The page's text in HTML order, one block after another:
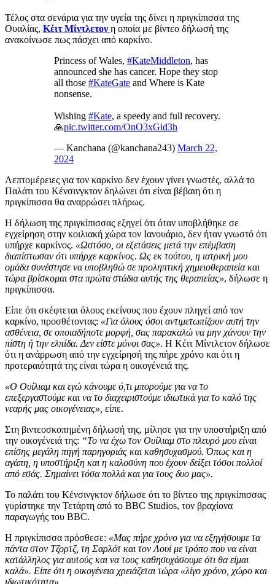
Τέλος στα σενάρια για την υγεία της δίνει η πριγκίπισσα της
Ουαλίας, Κέιτ Μίντλετον η οποία με βίντεο δήλωσή της
ανακοίνωσε πως πάσχει από καρκίνο.
Princess of Wales, #KateMiddleton, has
announced she has cancer. Hope they stop
all those #KateGate and Where is Kate
nonsense.
Wishing #Kate, a speedy and full recovery.
🙏pic.twitter.com/OnO3xGid3h
— Kanchana (@kanchana243) March 22,
2024
Λεπτομέρειες για τον καρκίνο δεν έχουν γίνει γνωστές, αλλά το
Παλάτι του Κένσινγκτον δηλώνει ότι είναι βέβαιη ότι η
πριγκίπισσα θα αναρρώσει πλήρως.
Η δήλωση της πριγκίπισσας εξηγεί ότι όταν υποβλήθηκε σε
εγχείρηση στην κοιλιακή χώρα τον Ιανουάριο, δεν ήταν γνωστό ότι
υπήρχε καρκίνος. «Ωστόσο, οι εξετάσεις μετά την επέμβαση
διαπίστωσαν ότι υπήρχε καρκίνος. Ως εκ τούτου, η ιατρική μου
ομάδα συνέστησε να υποβληθώ σε προληπτική χημειοθεραπεία και
τώρα βρίσκομαι στα πρώτα στάδια αυτής της θεραπείας», δήλωσε η
πριγκίπισσα.
Είπε ότι σκέφτεται όλους εκείνους που έχουν πληγεί από τον
καρκίνο, προσθέτοντας: «Για όλους όσοι αντιμετωπίζουν αυτή την
ασθένεια, σε οποιαδήποτε μορφή, σας παρακαλώ να μην χάνουν την
πίστη ή την ελπίδα. Δεν είστε μόνοι σας». Η Κέιτ Μίντλετον δήλωσε
ότι η ανάρρωση από την εγχείρησή της πήρε χρόνο και ότι η
προτεραιότητά της είναι τώρα η οικογένειά της.
«Ο Ουίλιαμ και εγώ κάνουμε ό,τι μπορούμε για να το
επεξεργαστούμε και να το διαχειριστούμε ιδιωτικά για το καλό της
νεαρής μας οικογένειας», είπε.
Στη βιντεοσκοπημένη δήλωσή της, μίλησε για την υποστήριξη από
την οικογένειά της: “Το να έχω τον Ουίλιαμ στο πλευρό μου είναι
επίσης μεγάλη πηγή παρηγοριάς και καθησυχασμού. Όπως και η
αγάπη, η υποστήριξη και η καλοσύνη που έχουν δείξει τόσοι πολλοί
από εσάς. Σημαίνει τόσα πολλά και για τους δυο μας».
Το παλάτι του Κένσινγκτον δήλωσε ότι το βίντεο της πριγκίπισσας
γυρίστηκε την Τετάρτη από το BBC Studios, τον βραχίονα
παραγωγής του BBC.
Η πριγκίπισσα πρόσθεσε: «Μας πήρε χρόνο για να εξηγήσουμε τα
πάντα στον Τζορτζ, τη Σαρλότ και τον Λουί με τρόπο που να είναι
κατάλληλος για αυτούς και να τους καθησυχάσουμε ότι θα είμαι
καλά». Είπε ότι η οικογένεια χρειάζεται τώρα «λίγο χρόνο, χώρο και
ιδιωτικότητα».